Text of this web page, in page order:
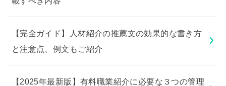
【完全ガイド】人材紹介の推薦文の効果的な書き方
と注意点、例文もご紹介
【2025年最新版】有料職業紹介に必要な３つの管理